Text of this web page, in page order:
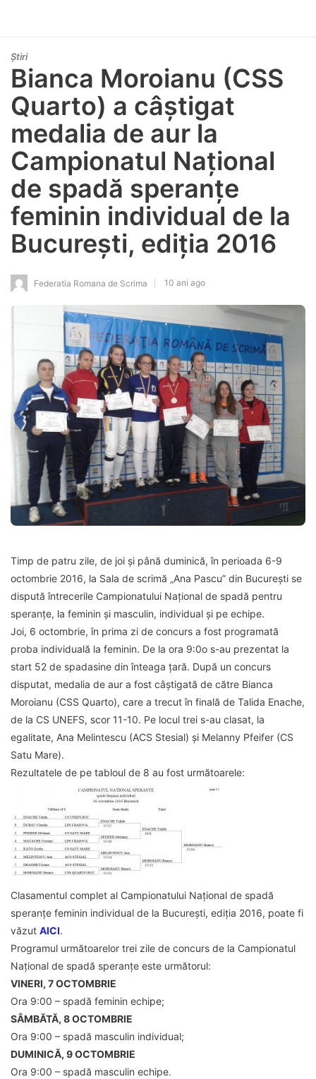
Știri
Bianca Moroianu (CSS
Quarto) a câștigat
medalia de aur la
Campionatul Național
de spadă speranțe
feminin individual de la
București, ediția 2016
Federatia Romana de Scrima 10 ani ago
Timp de patru zile, de joi și până duminică, în perioada 6-9
octombrie 2016, la Sala de scrimă „Ana Pascu” din București se
dispută întrecerile Campionatului Național de spadă pentru
speranțe, la feminin și masculin, individual și pe echipe.
Joi, 6 octombrie, în prima zi de concurs a fost programată
proba individuală la feminin. De la ora 9:0o s-au prezentat la
start 52 de spadasine din înteaga țară. După un concurs
disputat, medalia de aur a fost câștigată de către Bianca
Moroianu (CSS Quarto), care a trecut în finală de Talida Enache,
de la CS UNEFS, scor 11-10. Pe locul trei s-au clasat, la
egalitate, Ana Melintescu (ACS Stesial) și Melanny Pfeifer (CS
Satu Mare).
Rezultatele de pe tabloul de 8 au fost următoarele:
Clasamentul complet al Campionatului Național de spadă
speranțe feminin individual de la București, ediția 2016, poate fi
văzut AICI.
Programul următoarelor trei zile de concurs de la Campionatul
Național de spadă speranțe este următorul:
VINERI, 7 OCTOMBRIE
Ora 9:00 – spadă feminin echipe;
SÂMBĂTĂ, 8 OCTOMBRIE
Ora 9:00 – spadă masculin individual;
DUMINICĂ, 9 OCTOMBRIE
Ora 9:00 – spadă masculin echipe.